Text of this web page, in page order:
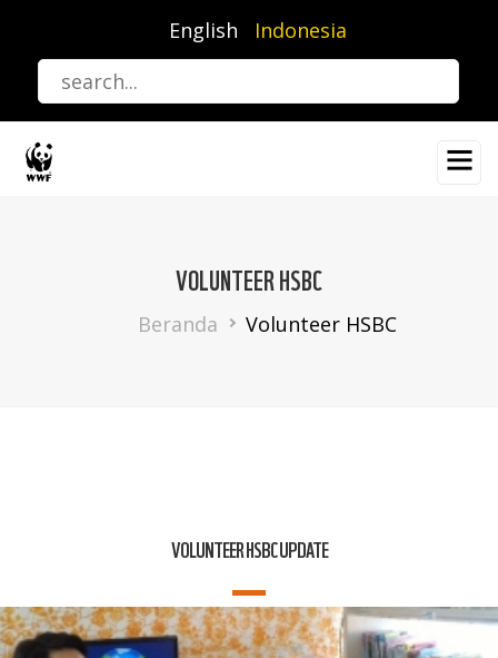
utama
English Indonesia
VOLUNTEER HSBC
Breadcrumb
Beranda Volunteer HSBC
VOLUNTEER HSBC UPDATE